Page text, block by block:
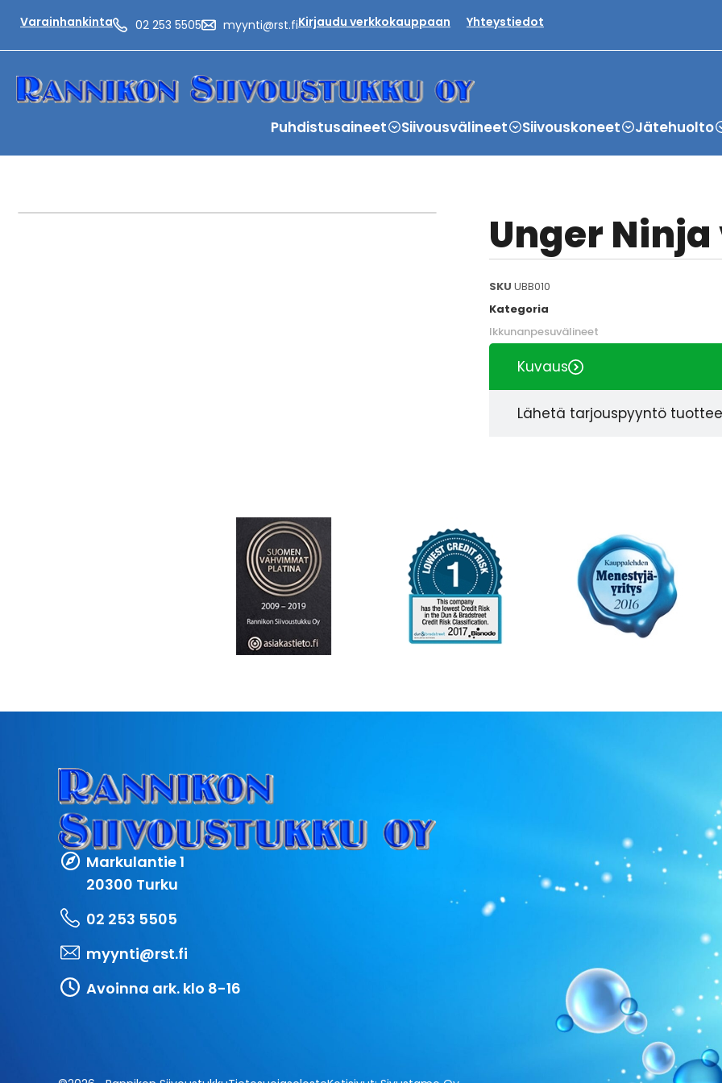
Varainhankinta 02 253 5505 myynti@rst.fiKirjaudu verkkokauppaan Yhteystiedot
Puhdistusaineet Siivousvälineet Siivouskoneet Jätehuolto
Unger
SKU UBB010
Kategoria
Ikkunanpesuvälineet
Kuvaus
Lähetä tarjouspyyntö
Markulantie 1
20300 Turku
02 253 5505
myynti@rst.fi
Avoinna ark. klo 8-16